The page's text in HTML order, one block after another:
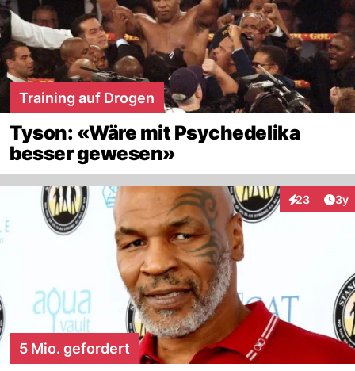
Training auf Drogen
Tyson: «Wäre mit Psychedelika
besser gewesen»
23
Interaktionen
3y
5 Mio. gefordert